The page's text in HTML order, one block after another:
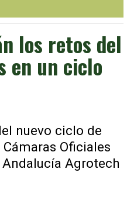
los retos del
en un ciclo
nuevo ciclo de
Oficiales
Agrotech